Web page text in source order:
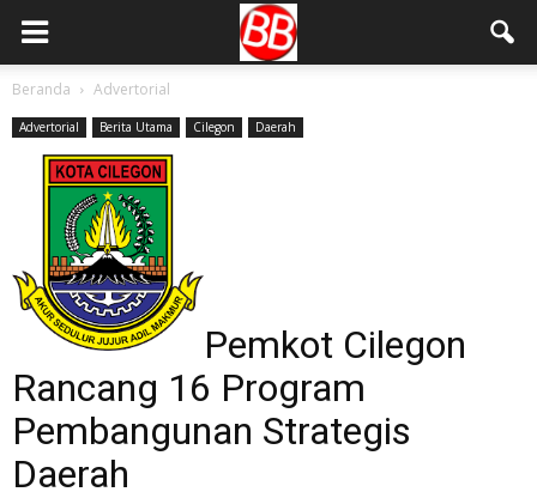
Beranda Advertorial
Advertorial Berita Utama Cilegon Daerah
Pemkot Cilegon
Rancang 16 Program
Pembangunan Strategis
Daerah